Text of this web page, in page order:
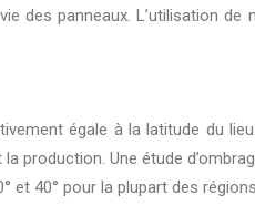
des panneaux. L’utilisation de
égale à la latitude du
production. Une étude
et 40° pour la plupart des